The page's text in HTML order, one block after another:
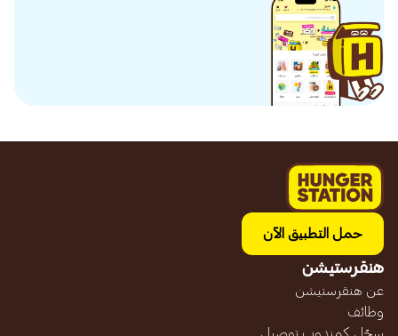
حمل التطبيق الآن
هنقرستيشن
عن هنقرستيشن
وظائف